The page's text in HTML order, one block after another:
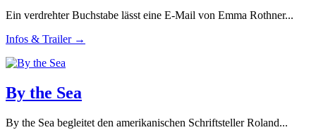
Ein verdrehter Buchstabe lässt eine E-Mail von Emma Rothner...
Infos & Trailer →
By the Sea
By the Sea begleitet den amerikanischen Schriftsteller Roland...